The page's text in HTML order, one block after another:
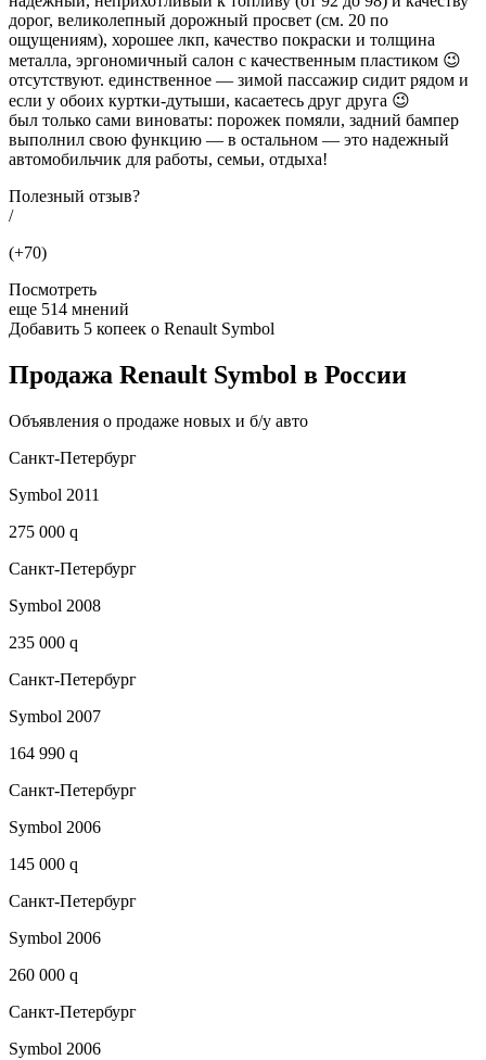
дорог, великолепный дорожный просвет (см. 20 по
ощущениям), хорошее лкп, качество покраски и толщина
металла, эргономичный салон с качественным пластиком 😉
отсутствуют. единственное — зимой пассажир сидит рядом и
если у обоих куртки-дутыши, касаетесь друг друга 😉
был только сами виноваты: порожек помяли, задний бампер
выполнил свою функцию — в остальном — это надежный
автомобильчик для работы, семьи, отдыха!
Полезный отзыв?
/
(+70)
Посмотреть
еще 514 мнений
Добавить 5 копеек о Renault Symbol
Продажа Renault Symbol в России
Объявления о продаже новых и б/у авто
Санкт-Петербург
Symbol 2011
275 000 q
Санкт-Петербург
Symbol 2008
235 000 q
Санкт-Петербург
Symbol 2007
164 990 q
Санкт-Петербург
Symbol 2006
145 000 q
Санкт-Петербург
Symbol 2006
260 000 q
Санкт-Петербург
Symbol 2006